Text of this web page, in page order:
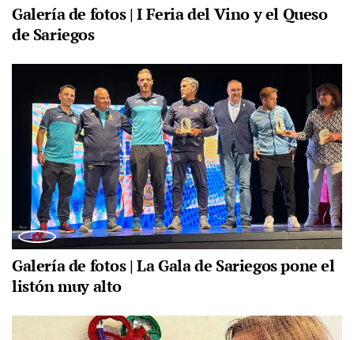
Galería de fotos | I Feria del Vino y el Queso
de Sariegos
Galería de fotos | La Gala de Sariegos pone el
listón muy alto